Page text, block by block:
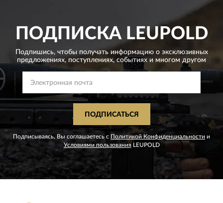
ПОДПИСКАLEUPOLD
Подпишись, чтобы получать информацию о эксклюзивных
предложениях, поступлениях, событиях и многом другом
ПОДПИСАТЬСЯ
Подписываясь, Вы соглашаетесь с Политикой Конфиденциальности и
Условиями пользованияLEUPOLD